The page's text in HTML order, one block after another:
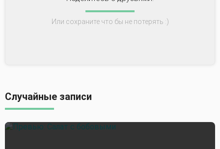
Или сохраните что бы не потерять :)
Случайные записи